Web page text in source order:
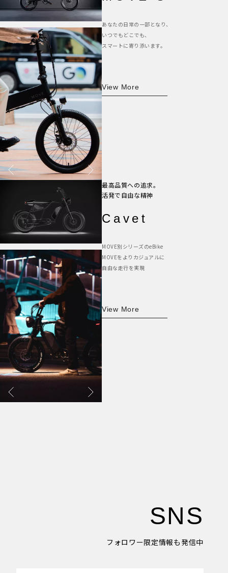
あなたの日常の一部となり、
いつでもどこでも、
スマートに寄り添います。
View More
最高品質への追求。
活発で自由な精神
Cavet
MOVE別シリーズのeBike
MOVEをよりカジュアルに
自由な走行を実現
View More
SNS
フォロワー限定情報も発信中